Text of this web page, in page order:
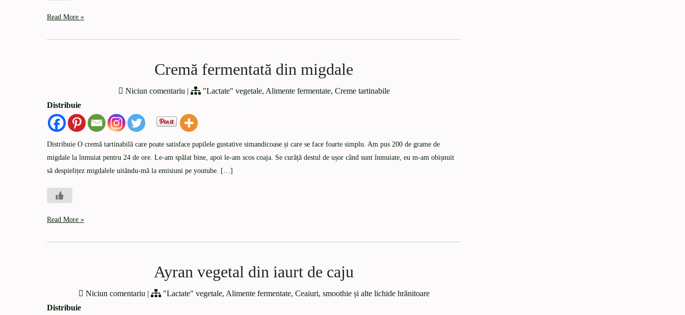
Read More »
Cremă fermentată din migdale
Niciun comentariu | "Lactate" vegetale, Alimente fermentate, Creme tartinabile
Distribuie
Distribuie O cremă tartinabilă care poate satisface papilele gustative simandicoase și care se face foarte simplu. Am pus 200 de grame de
migdale la înmuiat pentru 24 de ore. Le-am spălat bine, apoi le-am scos coaja. Se curăță destul de ușor când sunt înmuiate, eu m-am obișnuit
să despielițez migdalele uitându-mă la emisiuni pe youtube. […]
Read More »
Ayran vegetal din iaurt de caju
Niciun comentariu | "Lactate" vegetale, Alimente fermentate, Ceaiuri, smoothie și alte lichide hrănitoare
Distribuie